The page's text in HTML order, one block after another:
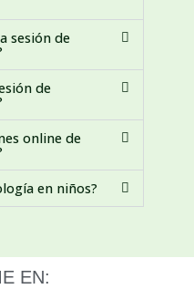
sesión de
de
online de
en niños?
EN: